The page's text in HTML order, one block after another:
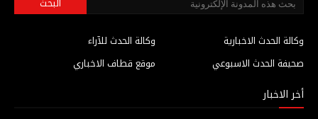
وكالة الحدث للآراء
وكالة الحدث الاخبارية
موقع قطاف الاخباري
صحيفة الحدث الاسبوعي
أخر الاخبار